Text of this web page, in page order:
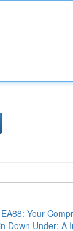
Your
Down Under: A